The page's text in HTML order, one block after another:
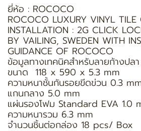
ยี่ห้อ : ROCOCO
ROCOCO LUXURY VINYL TILE
INSTALLATION : 2G CLICK
BY VAILING, SWEDEN WITH
GUIDANCE OF ROCOCO
ข้อมูลทางเทคนิคสำหรับลายก้างปลา
ขนาด 118 x 590 x 5.3 mm
ความหนาชั้นกันรอยขีดข่วน 0.3
แกนกลาง 5.0 mm
แผ่นรองโฟม Standard EVA 1.0
ความหนารวม 6.3 mm
จำนวนชิ้นต่อกล่อง 18 pcs/ Box